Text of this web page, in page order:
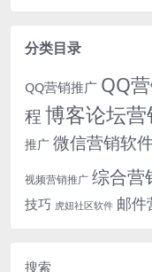
分类目录
QQ营销推广 QQ
程博客论坛营
推广 微信营销软
视频营销推广 综合营
技巧 虎妞社区软件 邮件
搜索